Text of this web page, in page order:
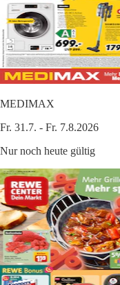
MEDIMAX
Fr. 31.7. - Fr. 7.8.2026
Nur noch heute gültig